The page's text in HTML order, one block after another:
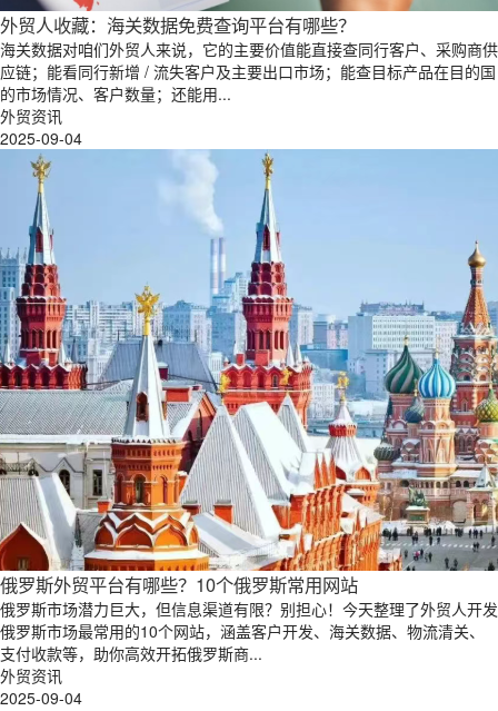
外贸人收藏：海关数据免费查询平台有哪些？
海关数据对咱们外贸人来说，它的主要价值能直接查同行客户、采购商供
应链；能看同行新增 / 流失客户及主要出口市场；能查目标产品在目的国
的市场情况、客户数量；还能用...
外贸资讯
2025-09-04
俄罗斯外贸平台有哪些？10个俄罗斯常用网站
俄罗斯市场潜力巨大，但信息渠道有限？别担心！今天整理了外贸人开发
俄罗斯市场最常用的10个网站，涵盖客户开发、海关数据、物流清关、
支付收款等，助你高效开拓俄罗斯商...
外贸资讯
2025-09-04